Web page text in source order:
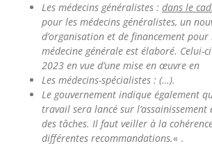
Les médecins généralistes : dans le
pour les médecins généralistes, un
d’organisation et de financement
médecine générale est élaboré. Celui-
2023 en vue d’une mise en œuvre en
Les médecins-spécialistes : (…).
Le gouvernement indique également
travail sera lancé sur
des tâches. Il faut veiller à la
différentes recommandations.« .